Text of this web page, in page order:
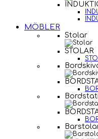
MÖBLER
Stolar
STOLAR